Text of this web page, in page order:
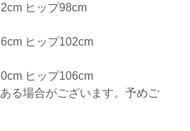
ヒップ98cm
ヒップ102cm
ヒップ106cm
る場合がございます。予めご